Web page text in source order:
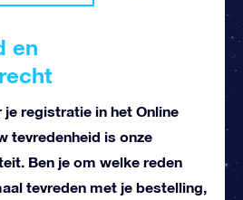
en
registratie in het Online
tevredenheid is onze
Ben je om welke reden
tevreden met je bestelling,